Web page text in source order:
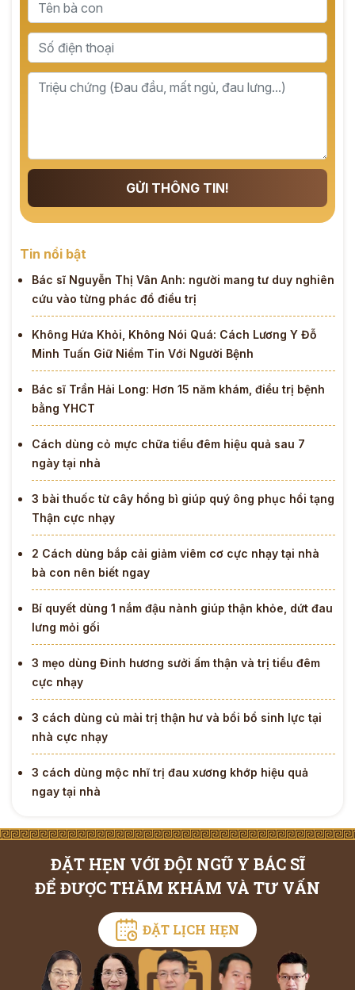
GỬI THÔNG TIN!
Tin nổi bật
Bác sĩ Nguyễn Thị Vân Anh: người mang tư duy nghiên
cứu vào từng phác đồ điều trị
Không Hứa Khỏi, Không Nói Quá: Cách Lương Y Đỗ
Minh Tuấn Giữ Niềm Tin Với Người Bệnh
Bác sĩ Trần Hải Long: Hơn 15 năm khám, điều trị bệnh
bằng YHCT
Cách dùng cỏ mực chữa tiểu đêm hiệu quả sau 7
ngày tại nhà
3 bài thuốc từ cây hồng bì giúp quý ông phục hồi tạng
Thận cực nhạy
2 Cách dùng bắp cải giảm viêm cơ cực nhạy tại nhà
bà con nên biết ngay
Bí quyết dùng 1 nắm đậu nành giúp thận khỏe, dứt đau
lưng mỏi gối
3 mẹo dùng Đinh hương sưởi ấm thận và trị tiểu đêm
cực nhạy
3 cách dùng củ mài trị thận hư và bồi bổ sinh lực tại
nhà cực nhạy
3 cách dùng mộc nhĩ trị đau xương khớp hiệu quả
ngay tại nhà
ĐẶT HẸN VỚI ĐỘI NGŨ Y BÁC SĨ
ĐỂ ĐƯỢC THĂM KHÁM VÀ TƯ VẤN
ĐẶT LỊCH HẸN